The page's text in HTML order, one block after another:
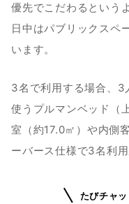
優先でこだわるという
日中はパブリックスペ
います。
3名で利用する場合、3
使うプルマンベッド（
室（約17.0㎡）や内側
ーバース仕様で3名利用
たびチャ